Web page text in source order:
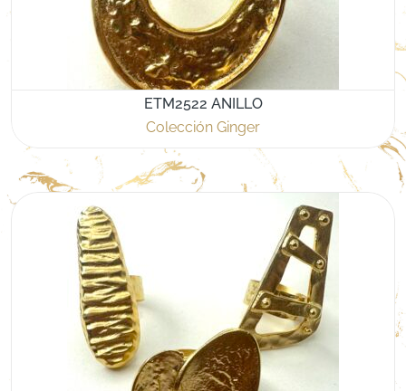
ETM2522 ANILLO
Colección Ginger